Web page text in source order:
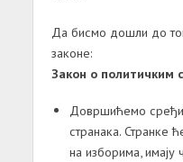
Да бисмо дошли до
законе:
Закон о политичким
Довршићемо
странака. Странке
на изборима, имају